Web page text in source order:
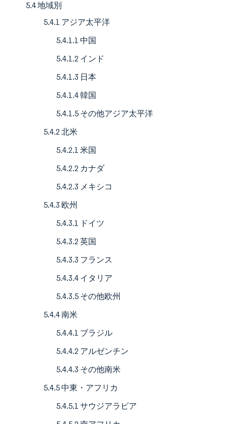
5.4 地域別
5.4.1 アジア太平洋
5.4.1.1 中国
5.4.1.2 インド
5.4.1.3 日本
5.4.1.4 韓国
5.4.1.5 その他アジア太平洋
5.4.2 北米
5.4.2.1 米国
5.4.2.2 カナダ
5.4.2.3 メキシコ
5.4.3 欧州
5.4.3.1 ドイツ
5.4.3.2 英国
5.4.3.3 フランス
5.4.3.4 イタリア
5.4.3.5 その他欧州
5.4.4 南米
5.4.4.1 ブラジル
5.4.4.2 アルゼンチン
5.4.4.3 その他南米
5.4.5 中東・アフリカ
5.4.5.1 サウジアラビア